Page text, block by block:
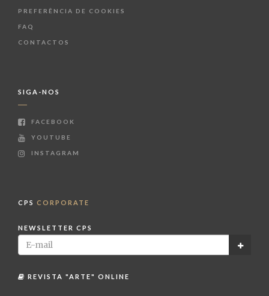
PREFERÊNCIA DE COOKIES
FAQ
CONTACTOS
SIGA-NOS
FACEBOOK
YOUTUBE
INSTAGRAM
CPS CORPORATE
NEWSLETTER CPS
REVISTA "ARTE" ONLINE